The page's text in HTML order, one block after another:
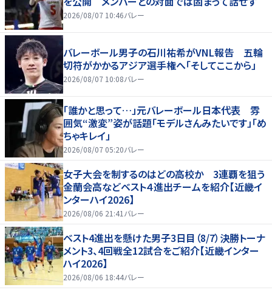
2026/08/07 10:46バレー
バレーボール男子の石川祐希がVNL報告 五輪
切符がかかるアジア選手権へ「そしてここから」
2026/08/07 10:08バレー
「誰かと思って…」元バレーボール日本代表 雰
囲気“激変”姿が話題「モデルさんみたいです」「め
ちゃキレイ」
2026/08/07 05:20バレー
女子大会を制するのはどの高校か 3連覇を狙う
金蘭会高などベスト４進出チームを紹介【近畿イ
ンターハイ2026】
2026/08/06 21:41 バレー
ベスト4進出を懸けた男子3日目（8/7）決勝トーナ
メント3、4回戦全12試合をご紹介【近畿インター
ハイ2026】
2026/08/06 18:44バレー